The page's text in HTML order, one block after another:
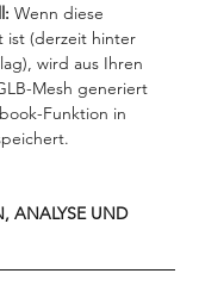
Wenn diese
ist (derzeit hinter
wird aus Ihren
Mesh generiert
Funktion in
ANALYSE UND